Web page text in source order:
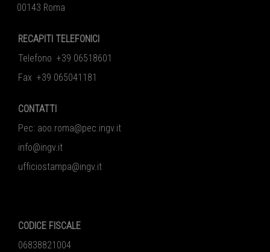
00143 Roma
RECAPITI TELEFONICI
Telefono +39 06518601
Fax +39 065041181
CONTATTI
Pec: aoo.roma@pec.ingv.it
info@ingv.it
ufficiostampa@ingv.it
CODICE FISCALE
06838821004